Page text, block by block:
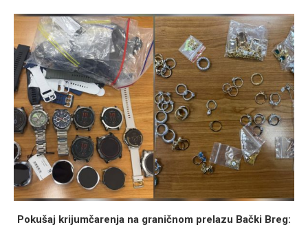
Pokušaj krijumčarenja na graničnom prelazu Bački Breg: